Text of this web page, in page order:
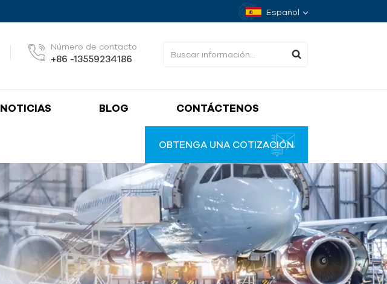
Español
Número de contacto
+86 -13559234186
NOTICIAS BLOG CONTÁCTENOS
OBTENGA UNA COTIZACIÓN